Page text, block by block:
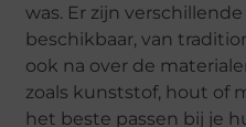
was. Er zijn
beschikbaar, van
ook na over de
zoals kunststof, hout of
het beste passen bij je